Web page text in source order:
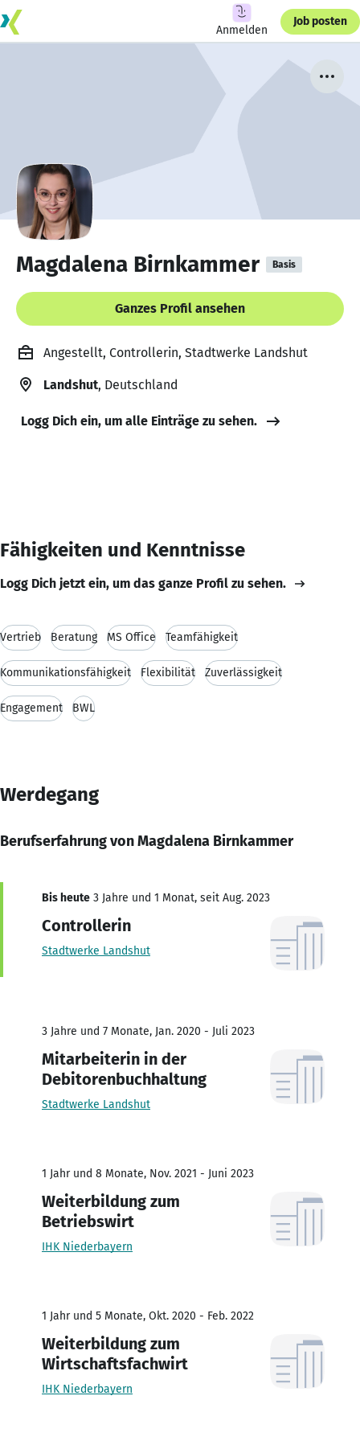
Anmelden
Job posten
Magdalena Birnkammer Basis
Ganzes Profil ansehen
Angestellt, Controllerin, Stadtwerke Landshut
Landshut, Deutschland
Logg Dich ein, um alle Einträge zu sehen.
Fähigkeiten und Kenntnisse
Logg Dich jetzt ein, um das ganze Profil zu sehen.
Vertrieb Beratung MS Office Teamfähigkeit
Kommunikationsfähigkeit Flexibilität Zuverlässigkeit
Engagement BWL
Werdegang
Berufserfahrung von Magdalena Birnkammer
Bis heute 3 Jahre und 1 Monat, seit Aug. 2023
Controllerin
Stadtwerke Landshut
3 Jahre und 7 Monate, Jan. 2020 - Juli 2023
Mitarbeiterin in der
Debitorenbuchhaltung
Stadtwerke Landshut
1 Jahr und 8 Monate, Nov. 2021 - Juni 2023
Weiterbildung zum
Betriebswirt
IHK Niederbayern
1 Jahr und 5 Monate, Okt. 2020 - Feb. 2022
Weiterbildung zum
Wirtschaftsfachwirt
IHK Niederbayern